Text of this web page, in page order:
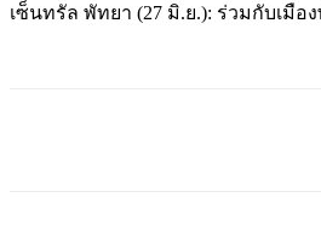
เซ็นทรัล พัทยา (27 มิ.ย.): ร่วมกับเมือ